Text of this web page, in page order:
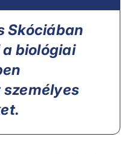
Skóciában
biológiai